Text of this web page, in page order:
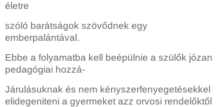
életre
szóló barátságok szövődnek egy
emberpalántával.
Ebbe a folyamatba kell beépülnie a szülők józan
pedagógiai hozzá-
Járulásuknak és nem kényszerfenyegetésekkel
elidegeniteni a gyermeket azz orvosi rendelőktől